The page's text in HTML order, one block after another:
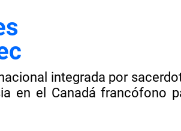
integrada por
en el Canadá francófono